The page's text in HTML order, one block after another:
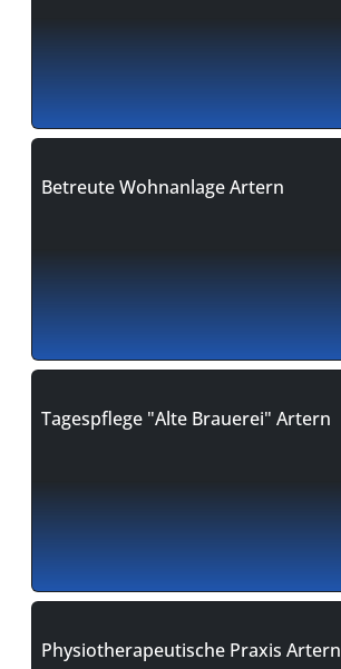
Betreute Wohnanlage Artern
Tagespflege "Alte Brauerei" Artern
Physiotherapeutische Praxis Artern